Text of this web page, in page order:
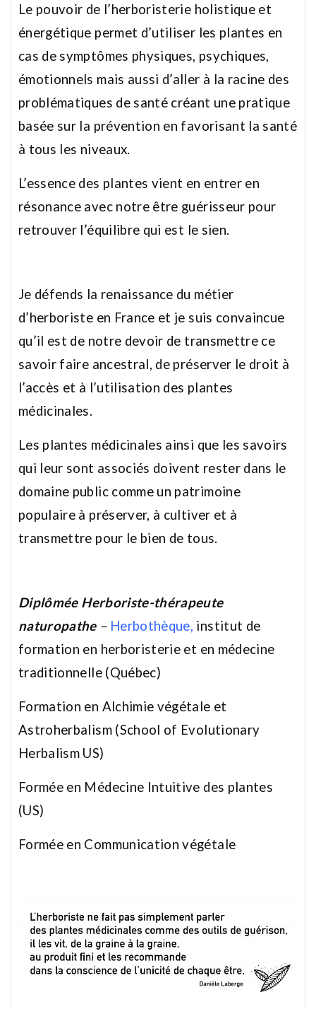
Le pouvoir de l’herboristerie holistique et
énergétique permet d’utiliser les plantes en
cas de symptômes physiques, psychiques,
émotionnels mais aussi d’aller à la racine des
problématiques de santé créant une pratique
basée sur la prévention en favorisant la santé
à tous les niveaux.
L’essence des plantes vient en entrer en
résonance avec notre être guérisseur pour
retrouver l’équilibre qui est le sien.
Je défends la renaissance du métier
d’herboriste en France et je suis convaincue
qu’il est de notre devoir de transmettre ce
savoir faire ancestral, de préserver le droit à
l’accès et à l’utilisation des plantes
médicinales.
Les plantes médicinales ainsi que les savoirs
qui leur sont associés doivent rester dans le
domaine public comme un patrimoine
populaire à préserver, à cultiver et à
transmettre pour le bien de tous.
Diplômée Herboriste-thérapeute
naturopathe– Herbothèque, institut de
formation en herboristerie et en médecine
traditionnelle (Québec)
Formation en Alchimie végétale et
Astroherbalism (School of Evolutionary
Herbalism US)
Formée en Médecine Intuitive des plantes
(US)
Formée en Communication végétale